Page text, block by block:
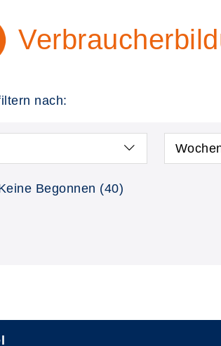
nach:
Begonnen (40)